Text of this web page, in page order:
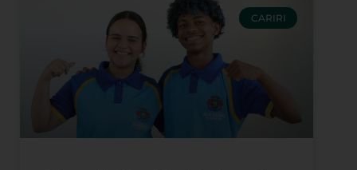
CARIRI